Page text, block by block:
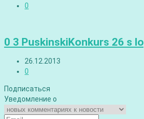
0
0 3 PuskinskiKonkurs 26 s
26.12.2013
0
Подписаться
Уведомление о